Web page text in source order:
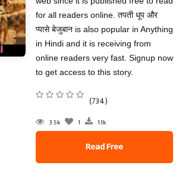
for all readers online. तपती धूप और
प्यासे बेजुबान is also popular in Anything
in Hindi and it is receiving from
online readers very fast. Signup now
to get access to this story.
(734)
3.5k 1 1.1k
Read Free